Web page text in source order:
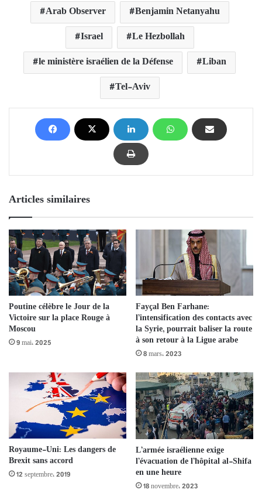
Arab Observer
Benjamin Netanyahu
Israel
Le Hezbollah
le ministère israélien de la Défense
Liban
Tel-Aviv
Articles similaires
Poutine célèbre le Jour de la
Victoire sur la place Rouge à
Moscou
9 mai، 2025
Fayçal Ben Farhane:
l’intensification des contacts avec
la Syrie, pourrait baliser la route
à son retour à la Ligue arabe
8 mars، 2023
Royaume-Uni: Les dangers de
Brexit sans accord
12 septembre، 2019
L’armée israélienne exige
l’évacuation de l’hôpital al-Shifa
en une heure
18 novembre، 2023